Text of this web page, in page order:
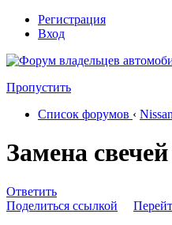
Регистрация
Вход
Пропустить
Список форумов ‹
Замена
Ответить
Поделиться ссылкой